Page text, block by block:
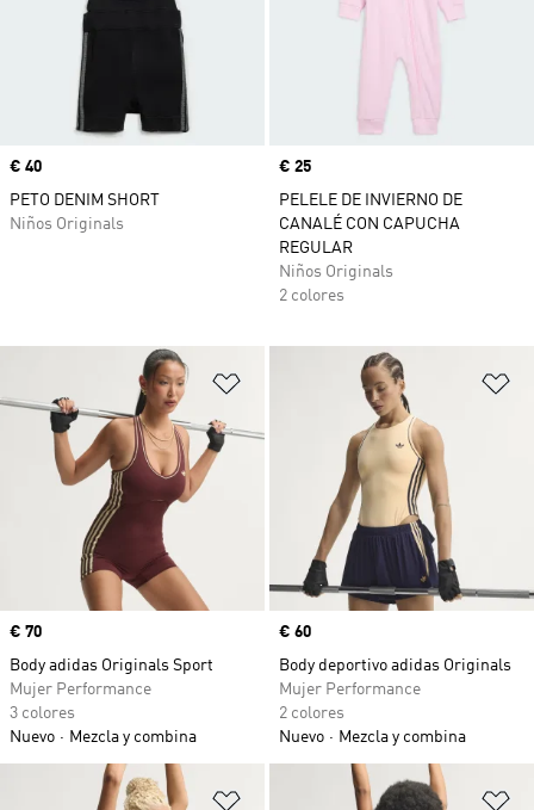
Precio
€ 40
PETO DENIM SHORT
Niños Originals
Precio
€ 25
PELELE DE INVIERNO DE
CANALÉ CON CAPUCHA
REGULAR
Niños Originals
2 colores
Añadir a la lista de deseos
Precio
€ 70
Body adidas Originals Sport
Mujer Performance
3 colores
Nuevo
Mezcla y combina
Precio
€ 60
Body deportivo adidas Originals
Mujer Performance
2 colores
Nuevo
Mezcla y combina
Añadir a la lista de deseos